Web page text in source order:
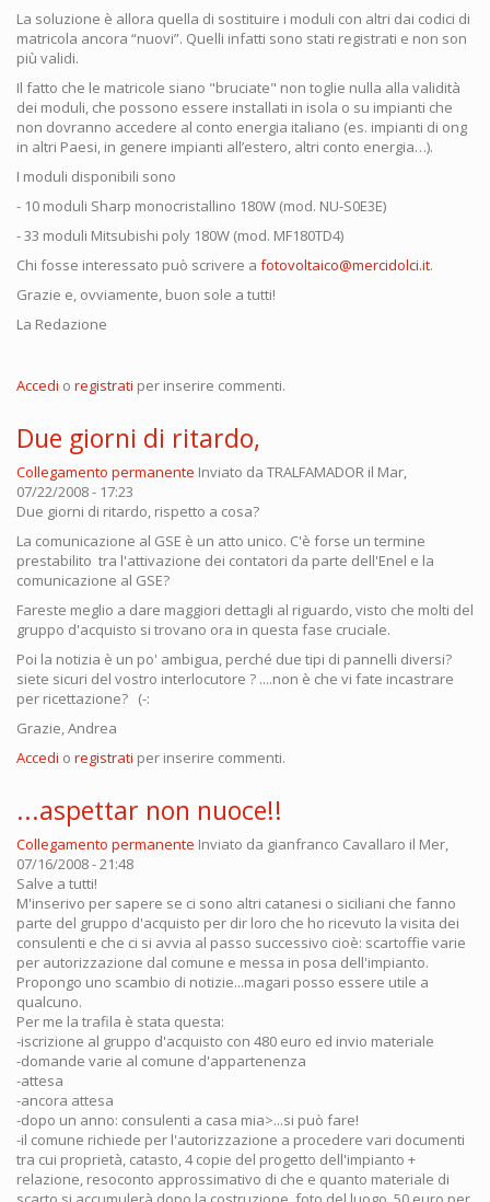
La soluzione è allora quella di sostituire i moduli con altri dai codici di
matricola ancora “nuovi”. Quelli infatti sono stati registrati e non son
più validi.
Il fatto che le matricole siano "bruciate" non toglie nulla alla validità
dei moduli, che possono essere installati in isola o su impianti che
non dovranno accedere al conto energia italiano (es. impianti di ong
in altri Paesi, in genere impianti all’estero, altri conto energia…).
I moduli disponibili sono
- 10 moduli Sharp monocristallino 180W (mod. NU-S0E3E)
- 33 moduli Mitsubishi poly 180W (mod. MF180TD4)
Chi fosse interessato può scrivere a fotovoltaico@mercidolci.it.
Grazie e, ovviamente, buon sole a tutti!
La Redazione
Accedi o registrati per inserire commenti.
Due giorni di ritardo,
Collegamento permanente Inviato da TRALFAMADOR il Mar,
07/22/2008 - 17:23
Due giorni di ritardo, rispetto a cosa?
La comunicazione al GSE è un atto unico. C'è forse un termine
prestabilito tra l'attivazione dei contatori da parte dell'Enel e la
comunicazione al GSE?
Fareste meglio a dare maggiori dettagli al riguardo, visto che molti del
gruppo d'acquisto si trovano ora in questa fase cruciale.
Poi la notizia è un po' ambigua, perché due tipi di pannelli diversi?
siete sicuri del vostro interlocutore ? ....non è che vi fate incastrare
per ricettazione? (-:
Grazie, Andrea
Accedi o registrati per inserire commenti.
...aspettar non nuoce!!
Collegamento permanente Inviato da gianfranco Cavallaro il Mer,
07/16/2008 - 21:48
Salve a tutti!
M'inserivo per sapere se ci sono altri catanesi o siciliani che fanno
parte del gruppo d'acquisto per dir loro che ho ricevuto la visita dei
consulenti e che ci si avvia al passo successivo cioè: scartoffie varie
per autorizzazione dal comune e messa in posa dell'impianto.
Propongo uno scambio di notizie...magari posso essere utile a
qualcuno.
Per me la trafila è stata questa:
-iscrizione al gruppo d'acquisto con 480 euro ed invio materiale
-domande varie al comune d'appartenenza
-attesa
-ancora attesa
-dopo un anno: consulenti a casa mia>...si può fare!
-il comune richiede per l'autorizzazione a procedere vari documenti
tra cui proprietà, catasto, 4 copie del progetto dell'impianto +
relazione, resoconto approssimativo di che e quanto materiale di